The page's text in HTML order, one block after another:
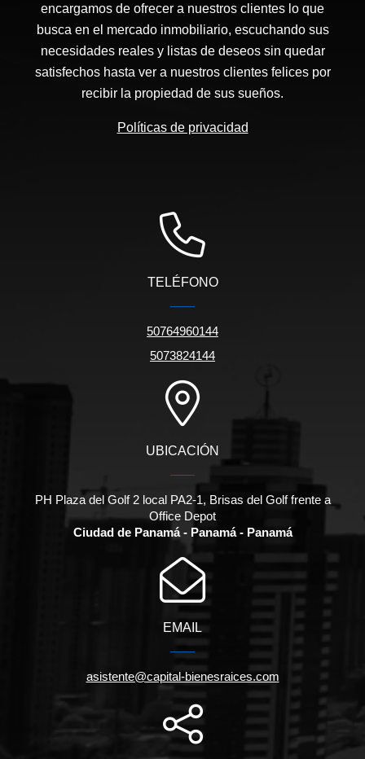
encargamos de ofrecer a nuestros clientes lo que
busca en el mercado inmobiliario, escuchando sus
necesidades reales y listas de deseos sin quedar
satisfechos hasta ver a nuestros clientes felices por
recibir la propiedad de sus sueños.
Políticas de privacidad
TELÉFONO
50764960144
5073824144
UBICACIÓN
PH Plaza del Golf 2 local PA2-1, Brisas del Golf frente a
Office Depot
Ciudad de Panamá - Panamá - Panamá
EMAIL
asistente@capital-bienesraices.com